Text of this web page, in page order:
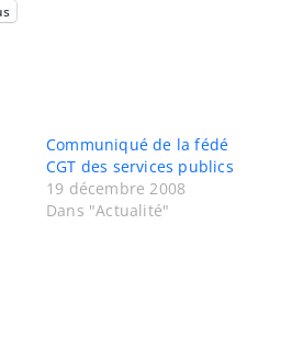
Communiqué de la fédé
CGT des services publics
19 décembre 2008
Dans "Actualité"